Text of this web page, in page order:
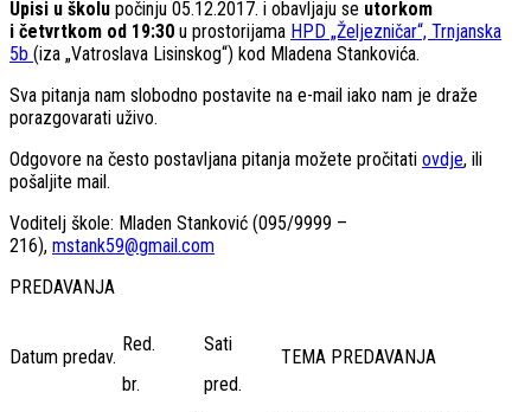
Upisi u školu počinju 05.12.2017. i obavljaju se utorkom
i četvrtkom od 19:30 u prostorijama HPD „Željezničar“, Trnjanska
5b (iza „Vatroslava Lisinskog“) kod Mladena Stankovića.
Sva pitanja nam slobodno postavite na e-mail iako nam je draže
porazgovarati uživo.
Odgovore na često postavljana pitanja možete pročitati ovdje, ili
pošaljite mail.
Voditelj škole: Mladen Stanković (095/9999 –
216), mstank59@gmail.com
PREDAVANJA
Datum predav.
Red. Sati
TEMA PREDAVANJA
br.
pred.